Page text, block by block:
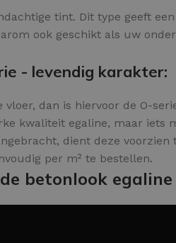
tint. Dit type geeft
ook geschikt als uw
- levendig karakter:
dan is hiervoor de O-
kwaliteit egaline, maar
dient deze
per m² te bestellen.
betonlook